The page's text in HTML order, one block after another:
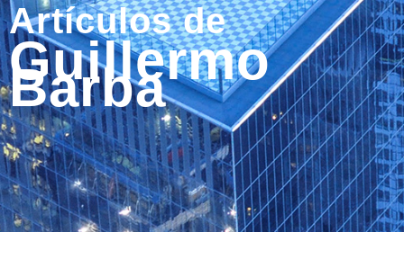
Artículos de
Guillermo
Barba